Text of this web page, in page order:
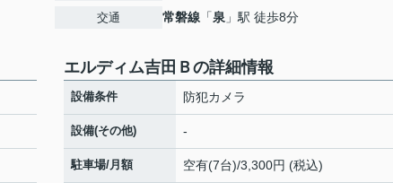
交通 常磐線 「泉 」駅 徒歩8分
エルディム吉田Ｂの詳細情報
設備条件 防犯カメラ
設備(その他) -
駐車場/月額 空有(7台)/3,300円 (税込)